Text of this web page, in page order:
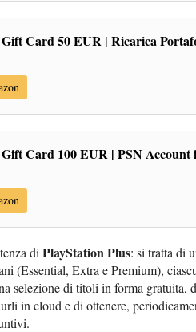
Card 50 EUR | Ricarica
Card 100 EUR | PSN Account
di PlayStation Plus: si tratta di
(Essential, Extra e Premium),
selezione di titoli in forma gratuita,
in cloud e di ottenere,